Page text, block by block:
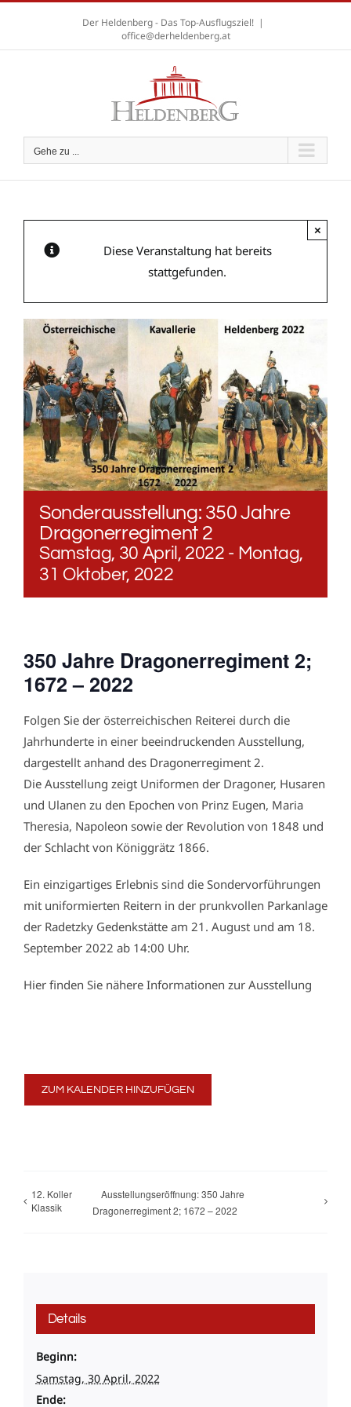
springen
Der Heldenberg - Das Top-Ausflugsziel! |
office@derheldenberg.at
A A A
Gehe zu ...
Diese Veranstaltung hat bereits
stattgefunden.
×
Sonderausstellung: 350 Jahre
Dragonerregiment 2
Samstag, 30 April, 2022 - Montag,
31 Oktober, 2022
350 Jahre Dragonerregiment 2;
1672 – 2022
Folgen Sie der österreichischen Reiterei durch die
Jahrhunderte in einer beeindruckenden Ausstellung,
dargestellt anhand des Dragonerregiment 2.
Die Ausstellung zeigt Uniformen der Dragoner, Husaren
und Ulanen zu den Epochen von Prinz Eugen, Maria
Theresia, Napoleon sowie der Revolution von 1848 und
der Schlacht von Königgrätz 1866.
Ein einzigartiges Erlebnis sind die Sondervorführungen
mit uniformierten Reitern in der prunkvollen Parkanlage
der Radetzky Gedenkstätte am 21. August und am 18.
September 2022 ab 14:00 Uhr.
Hier finden Sie nähere Informationen zur Ausstellung
ZUM KALENDER HINZUFÜGEN
12. Koller
Klassik
Ausstellungseröffnung: 350 Jahre
Dragonerregiment 2; 1672 – 2022
Details
Beginn:
Samstag, 30 April, 2022
Ende: